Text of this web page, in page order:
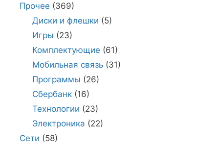
Прочее (369)
Диски и флешки (5)
Игры (23)
Комплектующие (61)
Мобильная связь(31)
Программы (26)
Сбербанк(16)
Технологии (23)
Электроника (22)
Сети (58)